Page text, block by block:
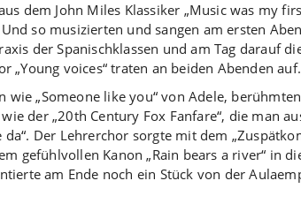
dem John Miles Klassiker „Music was my
so musizierten und sangen am ersten
der Spanischklassen und am Tag darauf
voices“ traten an beiden Abenden auf.
„Someone like you“ von Adele,
der „20th Century Fox Fanfare“, die man
Der Lehrerchor sorgte mit dem
gefühlvollen Kanon „Rain bears a river“ in
am Ende noch ein Stück von der